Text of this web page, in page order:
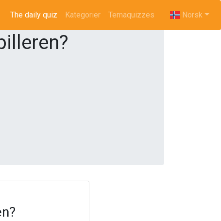
The daily quiz (current)
Kategorier Temaquizzes Norsk